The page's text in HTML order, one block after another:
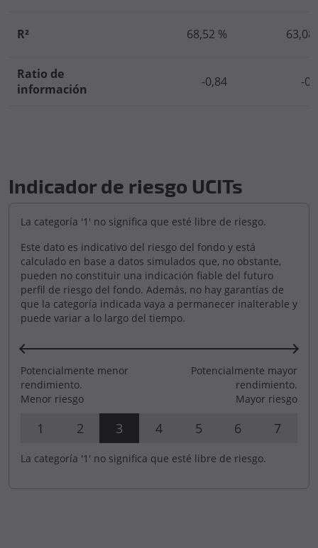
R² 68,52 % 63,08
Ratio de
información
-0,84 -
Indicador de riesgo UCITs
La categoría '1' no significa que esté libre de riesgo.
Este dato es indicativo del riesgo del fondo y está
calculado en base a datos simulados que, no obstante,
pueden no constituir una indicación fiable del futuro
perfil de riesgo del fondo. Además, no hay garantías de
que la categoría indicada vaya a permanecer inalterable y
puede variar a lo largo del tiempo.
Potencialmente menor
rendimiento.
Menor riesgo
Potencialmente mayor
rendimiento.
Mayor riesgo
1 2 3 4 5 6 7
La categoría '1' no significa que esté libre de riesgo.